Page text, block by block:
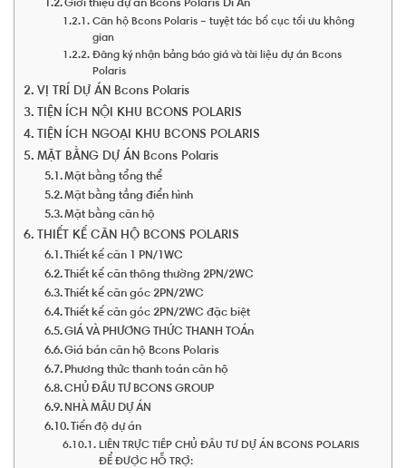
Giới thiệu dự án Bcons Polaris Dĩ An
Căn hộ Bcons Polaris – tuyệt tác bố cục tối ưu không
gian
Đăng ký nhận bảng báo giá và tài liệu dự án Bcons
Polaris
VỊ TRÍ DỰ ÁN Bcons Polaris
TIỆN ÍCH NỘI KHU BCONS POLARIS
TIỆN ÍCH NGOẠI KHU BCONS POLARIS
MẶT BẰNG DỰ ÁN Bcons Polaris
Mặt bằng tổng thể
Mặt bằng tầng điển hình
Mặt bằng căn hộ
THIẾT KẾ CĂN HỘ BCONS POLARIS
Thiết kế căn 1 PN/1WC
Thiết kế căn thông thường 2PN/2WC
Thiết kế căn góc 2PN/2WC
Thiết kế căn góc 2PN/2WC đặc biệt
GIÁ VÀ PHƯƠNG THỨC THANH TOÁn
Giá bán căn hộ Bcons Polaris
Phương thức thanh toán căn hộ
CHỦ ĐẦU TƯ BCONS GROUP
NHÀ MẪU DỰ ÁN
Tiến độ dự án
LIÊN TRỰC TIẾP CHỦ ĐẦU TƯ DỰ ÁN BCONS POLARIS
ĐỂ ĐƯỢC HỖ TRỢ: